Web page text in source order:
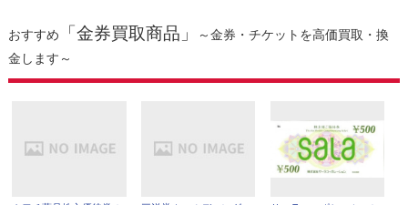
おすすめ 「金券買取商品」
～金券・チケットを高価買取・換
金します～